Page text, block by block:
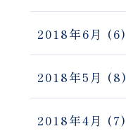
2018年6月 (6)
2018年5月 (8)
2018年4月 (7)